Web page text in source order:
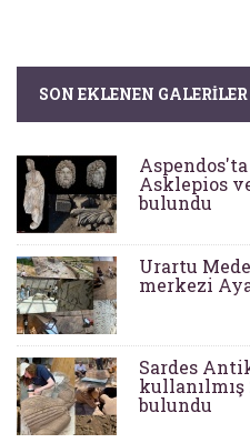
SON EKLENEN GALERILER
Asklepios
bulundu
Urartu
merkezi
Sardes
bulundu